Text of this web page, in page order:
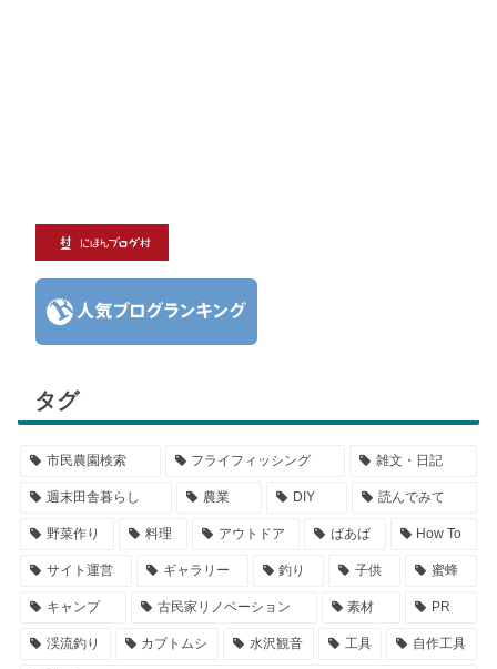
タグ
市民農園検索 フライフィッシング 雑文・日記
週末田舎暮らし 農業 DIY 読んでみて
野菜作り 料理 アウトドア ばあば How To
サイト運営 ギャラリー 釣り 子供 蜜蜂
キャンプ 古民家リノベーション 素材 PR
渓流釣り カブトムシ 水沢観音 工具 自作工具